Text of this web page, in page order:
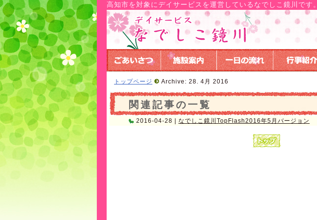
高知市を対象にデイサービスを運営しているなでしこ鏡川です。
トップページ Archive: 28. 4月 2016
関連記事の一覧
2016-04-28 | なでしこ鏡川TopFlash2016年5月バージョン